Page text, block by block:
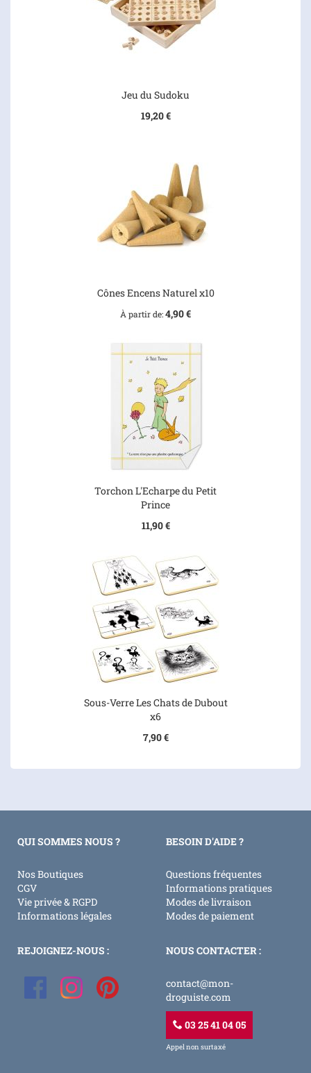
Jeu du Sudoku
19,20 €
Cônes Encens Naturel x10
À partir de 4,90 €
Torchon L'Echarpe du Petit
Prince
11,90 €
Sous-Verre Les Chats de Dubout
x6
7,90 €
QUI SOMMES NOUS ?
Nos Boutiques
CGV
Vie privée & RGPD
Informations légales
BESOIN D'AIDE ?
Questions fréquentes
Informations pratiques
Modes de livraison
Modes de paiement
REJOIGNEZ-NOUS : NOUS CONTACTER :
contact@mon-
droguiste.com
03 25 41 04 05
Appel non surtaxé